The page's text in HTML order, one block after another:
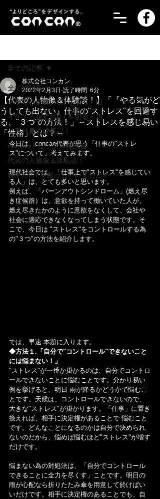
全ての記事
イケてる企業のC.I.を切る・旧
イケてる企業のC.I.を切る・新
若手社員の成長記！
concanトピックス特別編
代表の人物像＆体験談！
勝手にC.I.を創っちゃいました！
全ての記事
【代表の人物像＆体験談！】「『やる気がど
うしても出ない』仕事の"ストレス"を回避す
る、"３つ"の方法！」～ストレスを感じ易い
「性格」とは？～
株式会社コンカン
2022年2月3日 読了時間: 6分
今日は、concan代表が思う「仕事の"ストレ
ス"について」考えてみます。
現代社会では、「仕事上で"ストレス"を感じてい
る人」は、とても多いと思います。
例えば、「バーンアウトシンドローム」(燃え尽
き症候群）は、意欲を持って働いていた人が、
燃え尽きたかのように意欲をなくして、会社や
社会に適応できなくなってしまう状態です。そ
こで、今日は "ストレス"をコントロールする為
の"３つ"の方法を紹介します。
では、早速 本題に入ります。
◆方法１.「自分で"コントロール"できないこと
には悩まない！」
"ストレス"が一番か掛かるのは、自分でコントロ
ールできないことに悩むことです。分かり易い
例を挙げると、明日 雨が降るかどうかで悩むこ
とです。天候は、コントロールできないので、
大きな"ストレス"が掛かります。「仕事」に置き
換えれば、相手に決定権があることで 悩むこと
です。どんなことになるのかは自分で決められ
ないのだから、悩めば悩むほど"ストレス"が増す
だけです。
悩まない為の対処法は、「自分でコントロール
できることに全力を尽くす」ことです。明日の
雨が心配なら折りたたみ傘を用意して於けばい
いだけです。相手に決定権のあることでも、自